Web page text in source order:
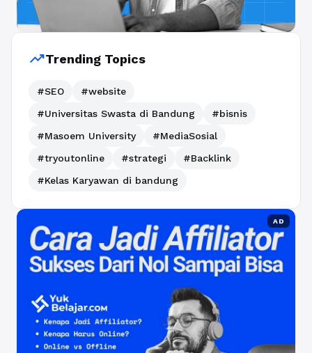
trending_upTrending Topics
#SEO
#website
#Universitas Swasta di Bandung
#bisnis
#Masoem University
#MediaSosial
#tryoutonline
#strategi
#Backlink
#Kelas Karyawan di bandung
AD